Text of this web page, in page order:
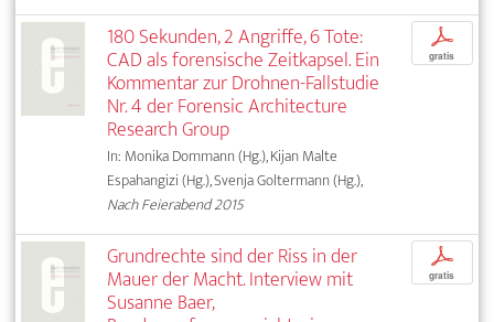
180 Sekunden, 2 Angriffe, 6 Tote:
CAD als forensische Zeitkapsel. Ein
Kommentar zur Drohnen-Fallstudie
Nr. 4 der Forensic Architecture
Research Group
In: Monika Dommann (Hg.), Kijan Malte
Espahangizi (Hg.), Svenja Goltermann (Hg.),
Nach Feierabend 2015
p
gratis
Grundrechte sind der Riss in der
Mauer der Macht. Interview mit
Susanne Baer,
p
gratis